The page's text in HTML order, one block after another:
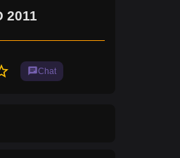
2011
chatChat